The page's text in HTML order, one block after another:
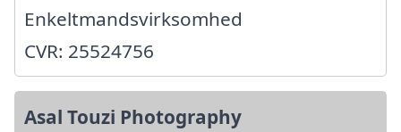
Enkeltmandsvirksomhed
CVR: 25524756
Asal Touzi Photography